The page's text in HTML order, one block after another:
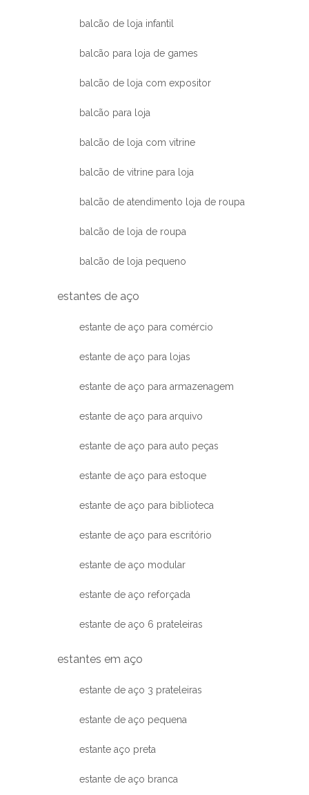
balcão de loja infantil
balcão para loja de games
balcão de loja com expositor
balcão para loja
balcão de loja com vitrine
balcão de vitrine para loja
balcão de atendimento loja de roupa
balcão de loja de roupa
balcão de loja pequeno
estantes de aço
estante de aço para comércio
estante de aço para lojas
estante de aço para armazenagem
estante de aço para arquivo
estante de aço para auto peças
estante de aço para estoque
estante de aço para biblioteca
estante de aço para escritório
estante de aço modular
estante de aço reforçada
estante de aço 6 prateleiras
estantes em aço
estante de aço 3 prateleiras
estante de aço pequena
estante aço preta
estante de aço branca